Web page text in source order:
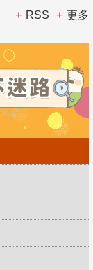
RSS 更多